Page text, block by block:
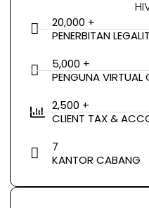
20,000 +
PENERBITAN
5,000 +
PENGUNA VIRTUAL
2,500 +
CLIENT TAX &
7
KANTOR CABANG